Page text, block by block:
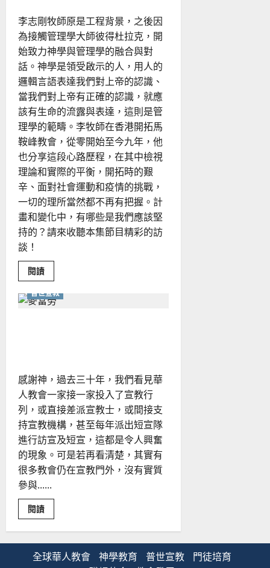
李志剛牧師原是工程背景，之後因
為接觸管理學大師彼得杜拉克，開
始致力神學與管理學的融合與對
話。神學是領受啟示的人，用人的
邏輯言語表達我們對上帝的認識、
當我們對上帝有正確的認識，就應
該有生命的流露與表達，這則是管
理學的範疇。李牧師在香港開拓馬
鞍峰教會，從零開始至今九年，他
也分享這段心路歷程，在其中檢視
理論和實際的平衡，開拓時的艱
辛、面對社會運動和疫情的挑戰，
一切的理所當然都不再有把握。計
畫和變化中，有哪些是我們應該堅
持的？請來收聽本集節目精彩的訪
談！
閱讀Read
more
動
盪
全球華人教會
普世宣教
感謝神，過去三十年，我們看見華
人教會一家接一家投入了宣教行
列，或直接差派宣教士，或間接支
持宣教機構，甚至每年派出短宣隊
進行訪宣及短宣，這都是令人興奮
的現象。可是若再看清楚，其實有
很多教會仍在宣教門外，沒有實質
參與......
閱讀Read
more
我
是
宣
教
全球華人教會 神學教育 普世宣教
門徒培育